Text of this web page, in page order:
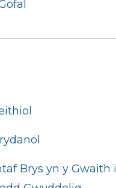
Brys yn y Gwaith i